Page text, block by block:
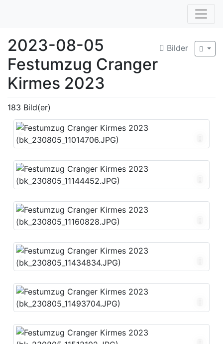
Bilder
2023-08-05
Festumzug Cranger
Kirmes 2023
183 Bild(er)